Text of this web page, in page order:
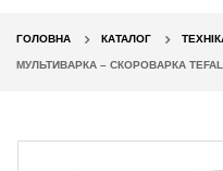
ГОЛОВНА КАТАЛОГ
МУЛЬТИВАРКА – CКОРОВАРКА TEFAL